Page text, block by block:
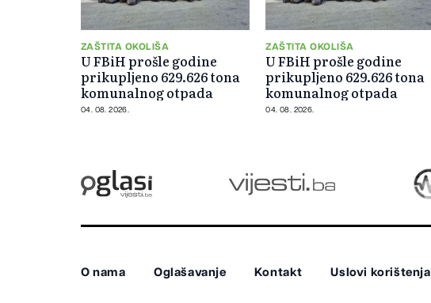
ZAŠTITA OKOLIŠA
U FBiH prošle godine
prikupljeno 629.626 tona
komunalnog otpada
04. 08. 2026.
ZAŠTITA OKOLIŠA
U FBiH prošle godine
prikupljeno 629.626 tona
komunalnog otpada
04. 08. 2026.
O nama Oglašavanje Kontakt Uslovi korištenja